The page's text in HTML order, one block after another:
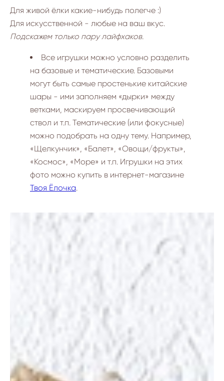
Для живой ёлки какие-нибудь полегче :)
Для искусственной - любые на ваш вкус.
Подскажем только пару лайфхаков.
Все игрушки можно условно разделить
на базовые и тематические. Базовыми
могут быть самые простенькие китайские
шары - ими заполняем «дырки» между
ветками, маскируем просвечивающий
ствол и т.п. Тематические (или фокусные)
можно подобрать на одну тему. Например,
«Щелкунчик», «Балет», «Овощи/фрукты»,
«Космос», «Море» и т.п. Игрушки на этих
фото можно купить в интернет-магазине
Твоя Ёлочка.